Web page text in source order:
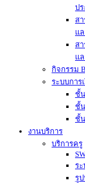
ปร
ส
แ
ส
แ
กิจกรรม
ระบบการ
ชั้
ชั้
ชั้น
งานบริการ
บริการครู
ร
รู